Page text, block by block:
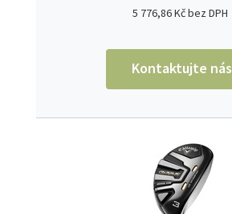
5 776,86 Kč bez DPH
Kontaktujte nás